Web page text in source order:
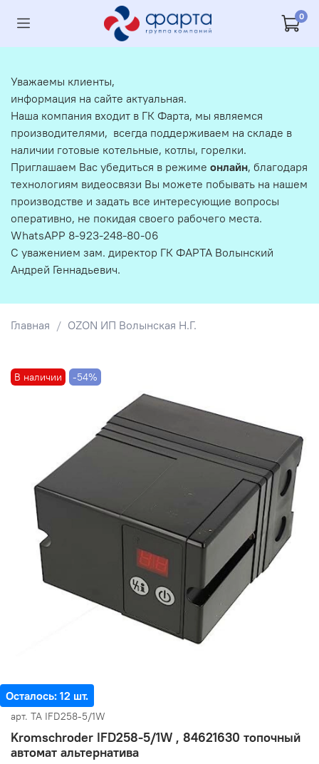
0
Главная OZON ИП Волынская Н.Г.
Осталось: 12 шт.
В наличии -54%
арт. ТА IFD258-5/1W
Kromschroder IFD258-5/1W , 84621630 топочный
автомат альтернатива
Уважаемы клиенты,
информация на сайте актуальная.
Наша компания входит в ГК Фарта, мы являемся
производителями, всегда поддерживаем на складе в
наличии готовые котельные, котлы, горелки.
Приглашаем Вас убедиться в режиме онлайн, благодаря
технологиям видеосвязи Вы можете побывать на нашем
производстве и задать все интересующие вопросы
оперативно, не покидая своего рабочего места.
WhatsAPP 8-923-248-80-06
С уважением зам. директор ГК ФАРТА Волынский
Андрей Геннадьевич.